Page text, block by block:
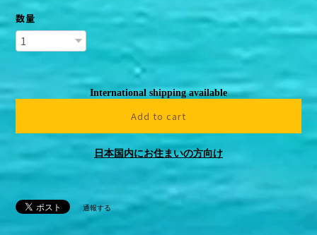
数量
International shipping available
Add to cart
日本国内にお住まいの方向け
通報する